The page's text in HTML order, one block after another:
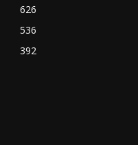
626
536
392